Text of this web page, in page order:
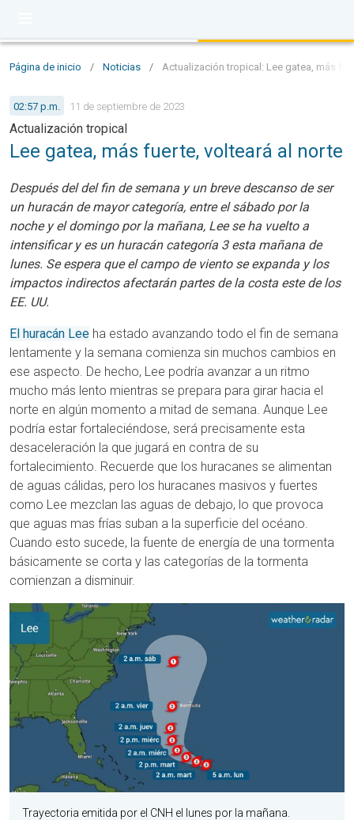
Página de inicio / Noticias / Actualización tropical: Lee gatea, más
02:57 p.m. 11 de septiembre de 2023
Actualización tropical
Lee gatea, más fuerte, volteará al norte
Después del del fin de semana y un breve descanso de ser
un huracán de mayor categoría, entre el sábado por la
noche y el domingo por la mañana, Lee se ha vuelto a
intensificar y es un huracán categoría 3 esta mañana de
lunes. Se espera que el campo de viento se expanda y los
impactos indirectos afectarán partes de la costa este de los
EE. UU.
El huracán Lee ha estado avanzando todo el fin de semana
lentamente y la semana comienza sin muchos cambios en
ese aspecto. De hecho, Lee podría avanzar a un ritmo
mucho más lento mientras se prepara para girar hacia el
norte en algún momento a mitad de semana. Aunque Lee
podría estar fortaleciéndose, será precisamente esta
desaceleración la que jugará en contra de su
fortalecimiento. Recuerde que los huracanes se alimentan
de aguas cálidas, pero los huracanes masivos y fuertes
como Lee mezclan las aguas de debajo, lo que provoca
que aguas mas frías suban a la superficie del océano.
Cuando esto sucede, la fuente de energía de una tormenta
básicamente se corta y las categorías de la tormenta
comienzan a disminuir.
Trayectoria emitida por el CNH el lunes por la mañana.